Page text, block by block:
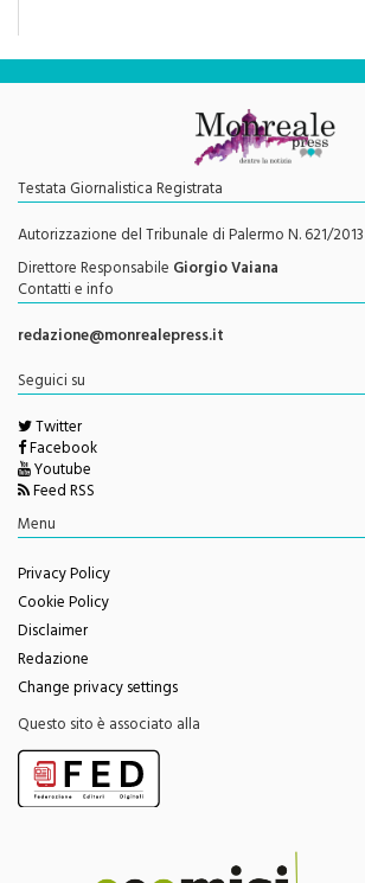
Testata Giornalistica Registrata
Autorizzazione del Tribunale di Palermo N. 621/2013
Direttore ResponsabileGiorgio Vaiana
Contatti e info
redazione@monrealepress.it
Twitter
Facebook
Youtube
Feed RSS
Menu
Privacy Policy
Cookie Policy
Disclaimer
Redazione
Change privacy settings
Questo sito è associato alla